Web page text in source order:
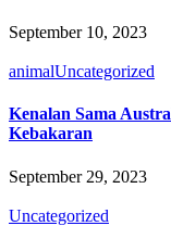
September 10, 2023
animalUncategorized
Kenalan Sama
Kebakaran
September 29, 2023
Uncategorized